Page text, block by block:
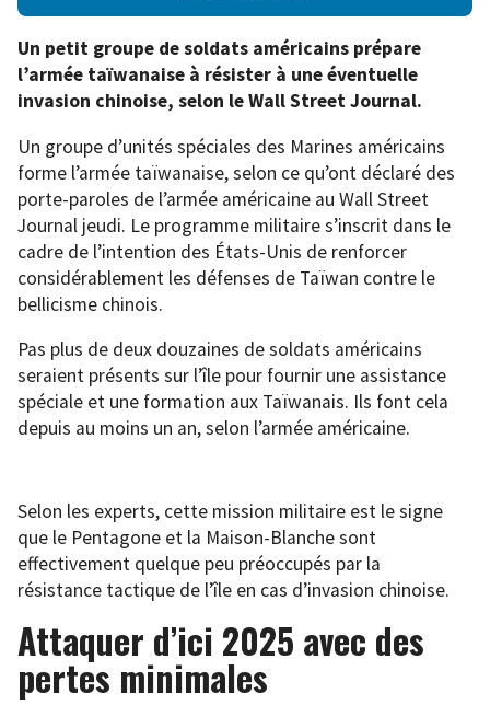
Un petit groupe de soldats américains prépare
l’armée taïwanaise à résister à une éventuelle
invasion chinoise, selon le Wall Street Journal.
Un groupe d’unités spéciales des Marines américains
forme l’armée taïwanaise, selon ce qu’ont déclaré des
porte-paroles de l’armée américaine au Wall Street
Journal jeudi. Le programme militaire s’inscrit dans le
cadre de l’intention des États-Unis de renforcer
considérablement les défenses de Taïwan contre le
bellicisme chinois.
Pas plus de deux douzaines de soldats américains
seraient présents sur l’île pour fournir une assistance
spéciale et une formation aux Taïwanais. Ils font cela
depuis au moins un an, selon l’armée américaine.
Selon les experts, cette mission militaire est le signe
que le Pentagone et la Maison-Blanche sont
effectivement quelque peu préoccupés par la
résistance tactique de l’île en cas d’invasion chinoise.
Attaquer d’ici 2025 avec des
pertes minimales